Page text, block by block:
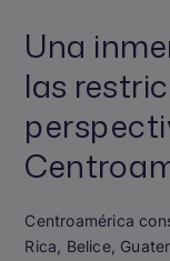
Una
las
Centroamérica
Rica, Belice,